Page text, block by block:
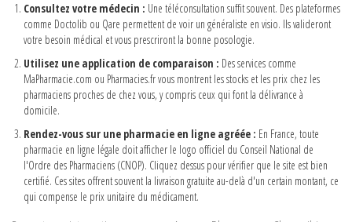
Consultez votre médecin : Une téléconsultation suffit souvent. Des plateformes
comme Doctolib ou Qare permettent de voir un généraliste en visio. Ils valideront
votre besoin médical et vous prescriront la bonne posologie.
Utilisez une application de comparaison : Des services comme
MaPharmacie.com ou Pharmacies.fr vous montrent les stocks et les prix chez les
pharmaciens proches de chez vous, y compris ceux qui font la délivrance à
domicile.
Rendez-vous sur une pharmacie en ligne agréée : En France, toute
pharmacie en ligne légale doit afficher le logo officiel du Conseil National de
l'Ordre des Pharmaciens (CNOP). Cliquez dessus pour vérifier que le site est bien
certifié. Ces sites offrent souvent la livraison gratuite au-delà d'un certain montant, ce
qui compense le prix unitaire du médicament.